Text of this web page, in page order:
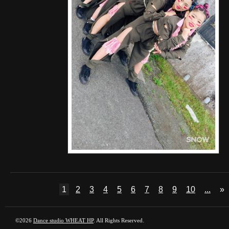
1 2 3 4 5 6 7 8 9 10 ... »
©2026 Dance studio WHEAT HP. All Rights Reserved.